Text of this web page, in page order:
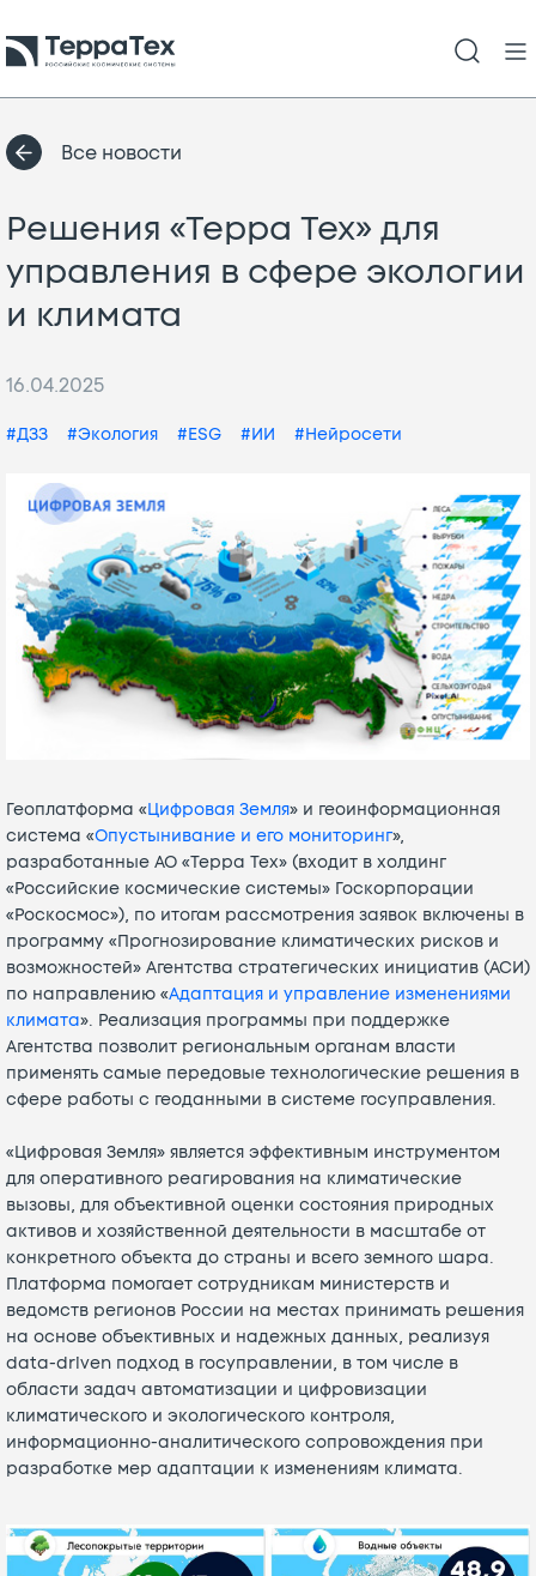
Все новости
Решения «Терра Тех» для
управления в сфере экологии
и климата
16.04.2025
#ДЗЗ #Экология #ESG #ИИ #Нейросети
Геоплатформа «Цифровая Земля» и геоинформационная
система «Опустынивание и его мониторинг»,
разработанные АО «Терра Тех» (входит в холдинг
«Российские космические системы» Госкорпорации
«Роскосмос»), по итогам рассмотрения заявок включены в
программу «Прогнозирование климатических рисков и
возможностей» Агентства стратегических инициатив (АСИ)
по направлению «Адаптация и управление изменениями
климата». Реализация программы при поддержке
Агентства позволит региональным органам власти
применять самые передовые технологические решения в
сфере работы с геоданными в системе госуправления.
«Цифровая Земля» является эффективным инструментом
для оперативного реагирования на климатические
вызовы, для объективной оценки состояния природных
активов и хозяйственной деятельности в масштабе от
конкретного объекта до страны и всего земного шара.
Платформа помогает сотрудникам министерств и
ведомств регионов России на местах принимать решения
на основе объективных и надежных данных, реализуя
data-driven подход в госуправлении, в том числе в
области задач автоматизации и цифровизации
климатического и экологического контроля,
информационно-аналитического сопровождения при
разработке мер адаптации к изменениям климата.